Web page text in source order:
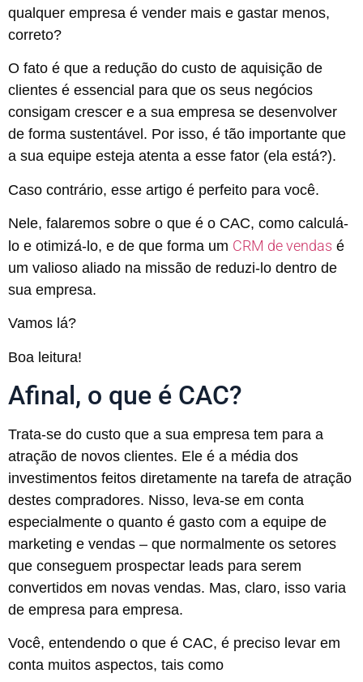
qualquer empresa é vender mais e gastar menos,
correto?
O fato é que a redução do custo de aquisição de
clientes é essencial para que os seus negócios
consigam crescer e a sua empresa se desenvolver
de forma sustentável. Por isso, é tão importante que
a sua equipe esteja atenta a esse fator (ela está?).
Caso contrário, esse artigo é perfeito para você.
Nele, falaremos sobre o que é o CAC, como calculá-
lo e otimizá-lo, e de que forma um CRM de vendas é
um valioso aliado na missão de reduzi-lo dentro de
sua empresa.
Vamos lá?
Boa leitura!
Afinal, o que é CAC?
Trata-se do custo que a sua empresa tem para a
atração de novos clientes. Ele é a média dos
investimentos feitos diretamente na tarefa de atração
destes compradores. Nisso, leva-se em conta
especialmente o quanto é gasto com a equipe de
marketing e vendas – que normalmente os setores
que conseguem prospectar leads para serem
convertidos em novas vendas. Mas, claro, isso varia
de empresa para empresa.
Você, entendendo o que é CAC, é preciso levar em
conta muitos aspectos, tais como